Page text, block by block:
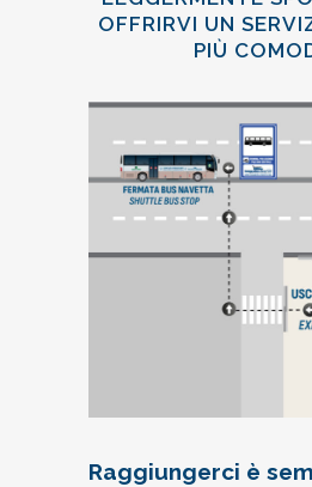
OFFRIRVI UN
PIÙ
Raggiungerci è